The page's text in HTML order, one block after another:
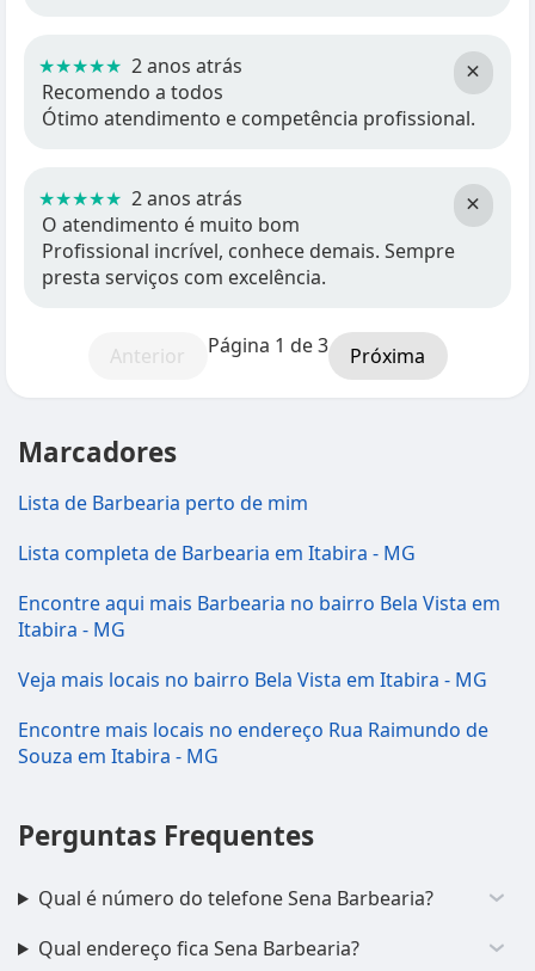
×
★★★★★ 2 anos atrás
Recomendo a todos
Ótimo atendimento e competência profissional.
×
★★★★★ 2 anos atrás
O atendimento é muito bom
Profissional incrível, conhece demais. Sempre
presta serviços com excelência.
Anterior Página 1 de 3 Próxima
Marcadores
Lista de Barbearia perto de mim
Lista completa de Barbearia em Itabira - MG
Encontre aqui mais Barbearia no bairro Bela Vista em
Itabira - MG
Veja mais locais no bairro Bela Vista em Itabira - MG
Encontre mais locais no endereço Rua Raimundo de
Souza em Itabira - MG
Perguntas Frequentes
Qual é número do telefone Sena Barbearia?
Qual endereço fica Sena Barbearia?